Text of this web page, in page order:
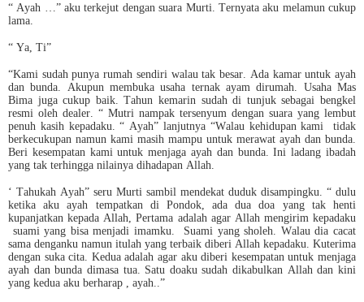
“ Ayah …” aku terkejut dengan suara Murti. Ternyata aku melamun cukup
lama.
“ Ya, Ti”
“Kami sudah punya rumah sendiri walau tak besar. Ada kamar untuk ayah
dan bunda. Akupun membuka usaha ternak ayam dirumah. Usaha Mas
Bima juga cukup baik. Tahun kemarin sudah di tunjuk sebagai bengkel
resmi oleh dealer. “ Mutri nampak tersenyum dengan suara yang lembut
penuh kasih kepadaku. “ Ayah” lanjutnya “Walau kehidupan kami tidak
berkecukupan namun kami masih mampu untuk merawat ayah dan bunda.
Beri kesempatan kami untuk menjaga ayah dan bunda. Ini ladang ibadah
yang tak terhingga nilainya dihadapan Allah.
‘ Tahukah Ayah” seru Murti sambil mendekat duduk disampingku. “ dulu
ketika aku ayah tempatkan di Pondok, ada dua doa yang tak henti
kupanjatkan kepada Allah, Pertama adalah agar Allah mengirim kepadaku
suami yang bisa menjadi imamku. Suami yang sholeh. Walau dia cacat
sama denganku namun itulah yang terbaik diberi Allah kepadaku. Kuterima
dengan suka cita. Kedua adalah agar aku diberi kesempatan untuk menjaga
ayah dan bunda dimasa tua. Satu doaku sudah dikabulkan Allah dan kini
yang kedua aku berharap , ayah..”